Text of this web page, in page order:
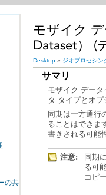
の共有
Dataset） (
Desktop » ジオプロセシン
サマリ
タ タイプとオ
書きされる可能
注意:
コピ